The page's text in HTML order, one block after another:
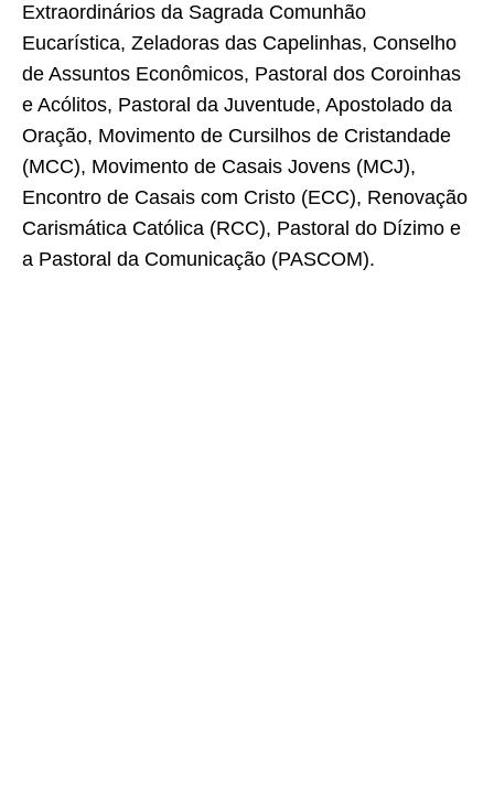
Extraordinários da Sagrada Comunhão
Eucarística, Zeladoras das Capelinhas, Conselho
de Assuntos Econômicos, Pastoral dos Coroinhas
e Acólitos, Pastoral da Juventude, Apostolado da
Oração, Movimento de Cursilhos de Cristandade
(MCC), Movimento de Casais Jovens (MCJ),
Encontro de Casais com Cristo (ECC), Renovação
Carismática Católica (RCC), Pastoral do Dízimo e
a Pastoral da Comunicação (PASCOM).